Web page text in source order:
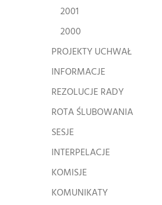
2001
2000
PROJEKTY UCHWAŁ
INFORMACJE
REZOLUCJE RADY
ROTA ŚLUBOWANIA
SESJE
INTERPELACJE
KOMISJE
KOMUNIKATY